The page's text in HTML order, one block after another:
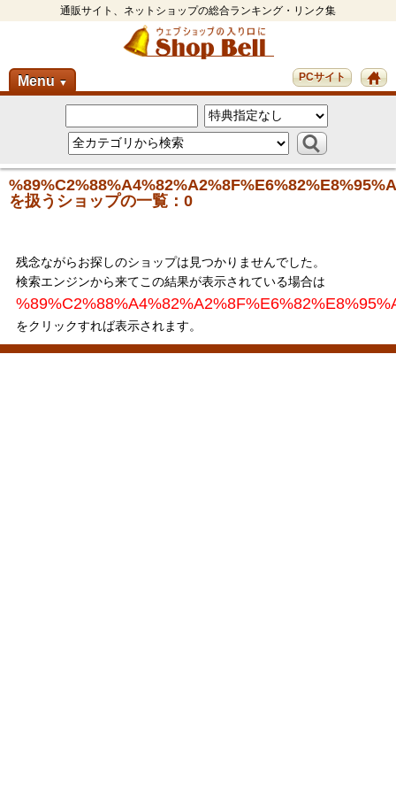
通販サイト、ネットショップの総合ランキング・リンク集
Menu ▼ PCサイト
を扱うショップの一覧：0
残念ながらお探しのショップは見つかりませんでした。
検索エンジンから来てこの結果が表示されている場合は
をクリックすれば表示されます。